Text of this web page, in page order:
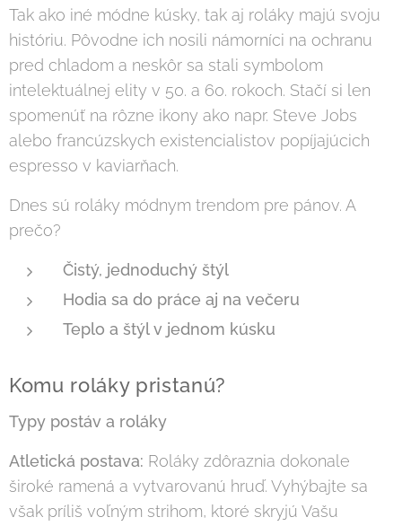
Tak ako iné módne kúsky, tak aj roláky majú svoju
históriu. Pôvodne ich nosili námorníci na ochranu
pred chladom a neskôr sa stali symbolom
intelektuálnej elity v 50. a 60. rokoch. Stačí si len
spomenúť na rôzne ikony ako napr. Steve Jobs
alebo francúzskych existencialistov popíjajúcich
espresso v kaviarňach.
Dnes sú roláky módnym trendom pre pánov. A
prečo?
Čistý, jednoduchý štýl
Hodia sa do práce aj na večeru
Teplo a štýl v jednom kúsku
Komu roláky pristanú?
Typy postáv a roláky
Atletická postava: Roláky zdôraznia dokonale
široké ramená a vytvarovanú hruď. Vyhýbajte sa
však príliš voľným strihom, ktoré skryjú Vašu